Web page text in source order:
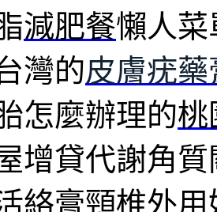
減肥餐懶人
灣的皮膚疣藥
怎麼辦理的桃
增貸代謝角
絡膏頸椎外